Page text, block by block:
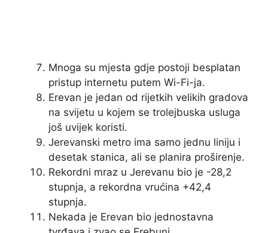
Mnoga su mjesta gdje postoji besplatan
pristup internetu putem Wi-Fi-ja.
Erevan je jedan od rijetkih velikih gradova
na svijetu u kojem se trolejbuska usluga
još uvijek koristi.
Jerevanski metro ima samo jednu liniju i
desetak stanica, ali se planira proširenje.
Rekordni mraz u Jerevanu bio je -28,2
stupnja, a rekordna vrućina +42,4
stupnja.
Nekada je Erevan bio jednostavna